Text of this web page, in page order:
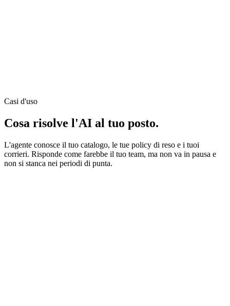
Casi d'uso
Cosa risolve l'AI al tuo posto.
L'agente conosce il tuo catalogo, le tue policy di reso e i tuoi
corrieri. Risponde come farebbe il tuo team, ma non va in pausa e
non si stanca nei periodi di punta.